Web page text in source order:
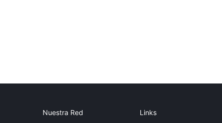
Nuestra Red Links